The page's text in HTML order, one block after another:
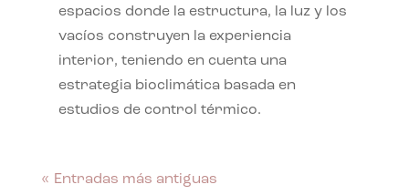
espacios donde la estructura, la luz y los
vacíos construyen la experiencia
interior, teniendo en cuenta una
estrategia bioclimática basada en
estudios de control térmico.
« Entradas más antiguas